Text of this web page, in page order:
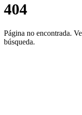
404
Página no encontrada.
búsqueda.